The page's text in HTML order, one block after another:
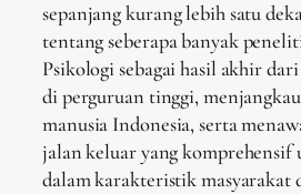
sepanjang kurang lebih satu
tentang seberapa banyak
Psikologi sebagai hasil akhir dari
di perguruan tinggi,
manusia Indonesia, serta
jalan keluar yang
dalam karakteristik masyarakat